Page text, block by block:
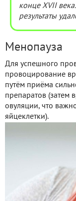
конце XVII
результаты
Менопауза
Для успешного
провоцирование
путём приёма
препаратов (затем
овуляции, что
яйцеклетки).